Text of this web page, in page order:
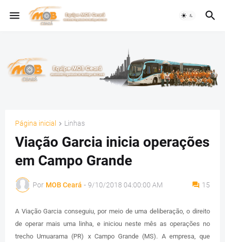
Página inicial Linhas
Viação Garcia inicia operações
em Campo Grande
Por MOB Ceará - 9/10/2018 04:00:00 AM 15
A Viação Garcia conseguiu, por meio de uma deliberação, o direito
de operar mais uma linha, e iniciou neste mês as operações no
trecho Umuarama (PR) x Campo Grande (MS). A empresa, que